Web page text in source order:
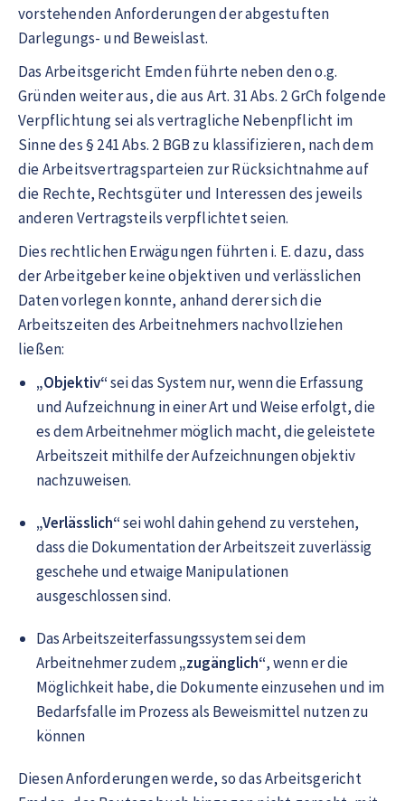
vorstehenden Anforderungen der abgestuften
Darlegungs- und Beweislast.
Das Arbeitsgericht Emden führte neben den o.g.
Gründen weiter aus, die aus Art. 31 Abs. 2 GrCh folgende
Verpflichtung sei als vertragliche Nebenpflicht im
Sinne des § 241 Abs. 2 BGB zu klassifizieren, nach dem
die Arbeitsvertragsparteien zur Rücksichtnahme auf
die Rechte, Rechtsgüter und Interessen des jeweils
anderen Vertragsteils verpflichtet seien.
Dies rechtlichen Erwägungen führten i. E. dazu, dass
der Arbeitgeber keine objektiven und verlässlichen
Daten vorlegen konnte, anhand derer sich die
Arbeitszeiten des Arbeitnehmers nachvollziehen
ließen:
„Objektiv“sei das System nur, wenn die Erfassung
und Aufzeichnung in einer Art und Weise erfolgt, die
es dem Arbeitnehmer möglich macht, die geleistete
Arbeitszeit mithilfe der Aufzeichnungen objektiv
nachzuweisen.
„Verlässlich“sei wohl dahin gehend zu verstehen,
dass die Dokumentation der Arbeitszeit zuverlässig
geschehe und etwaige Manipulationen
ausgeschlossen sind.
Das Arbeitszeiterfassungssystem sei dem
Arbeitnehmer zudem„zugänglich“, wenn er die
Möglichkeit habe, die Dokumente einzusehen und im
Bedarfsfalle im Prozess als Beweismittel nutzen zu
können
Diesen Anforderungen werde, so das Arbeitsgericht